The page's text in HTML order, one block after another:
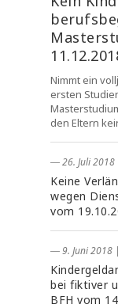
Nimmt ein
ersten
den Eltern
― 26. Juli 2018
Keine
wegen
vom
― 9. Juni 2018 |
bei fiktiver
BFH vom